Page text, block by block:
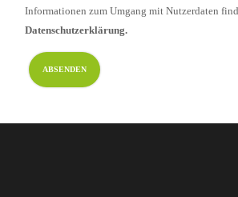
Informationen zum Umgang mit Nutzerdaten
Datenschutzerklärung.